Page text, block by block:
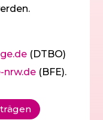
(DTBO)
nrw.de(BFE).